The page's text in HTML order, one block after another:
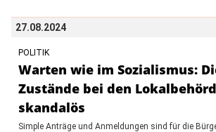
27.08.2024
POLITIK
Warten wie im Sozialismus:
Zustände bei den
skandalös
Simple Anträge und Anmeldungen sind für die